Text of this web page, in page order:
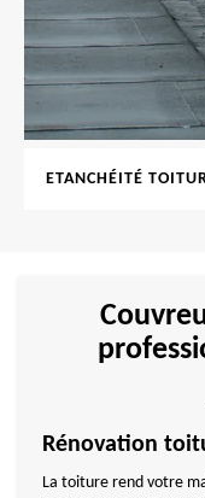
ETANCHÉITÉ
Rénovation
La toiture rend votre